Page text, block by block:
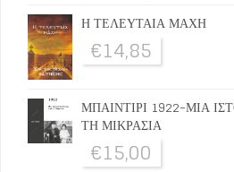
Η ΤΕΛΕΥΤΑΙΑ ΜΑΧΗ
€14,85
ΜΠΑΙΝΤΙΡΙ 1922-ΜΙΑ
ΤΗ ΜΙΚΡΑΣΙΑ
€15,00